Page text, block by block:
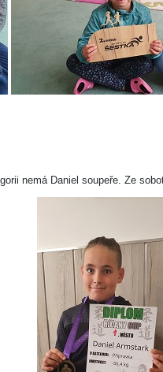
nemá Daniel soupeře. Ze